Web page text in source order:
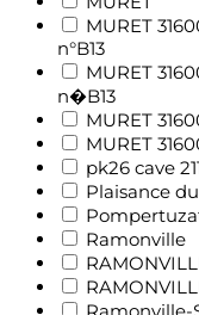
MURET
n°B13
MURET
n�B13
MURET
MURET
pk26 cave
Plaisance
Ramonville